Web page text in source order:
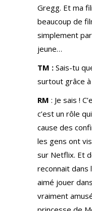
Gregg. Et ma
beaucoup de
simplement
jeune…
TM : Sais-tu
surtout grâce
RM : Je sais !
c’est un rôle
cause des
les gens ont
sur Netflix. Et
reconnait dans
aimé jouer
vraiment